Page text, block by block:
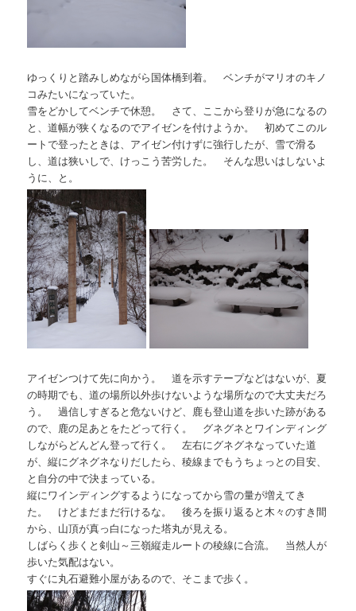
ゆっくりと踏みしめながら国体橋到着。 ベンチがマリオのキノ
コみたいになっていた。
雪をどかしてベンチで休憩。 さて、ここから登りが急になるの
と、道幅が狭くなるのでアイゼンを付けようか。 初めてこのル
ートで登ったときは、アイゼン付けずに強行したが、雪で滑る
し、道は狭いしで、けっこう苦労した。 そんな思いはしないよ
うに、と。
アイゼンつけて先に向かう。 道を示すテープなどはないが、夏
の時期でも、道の場所以外歩けないような場所なので大丈夫だろ
う。 過信しすぎると危ないけど、鹿も登山道を歩いた跡がある
ので、鹿の足あとをたどって行く。 グネグネとワインディング
しながらどんどん登って行く。 左右にグネグネなっていた道
が、縦にグネグネなりだしたら、稜線までもうちょっとの目安、
と自分の中で決まっている。
縦にワインディングするようになってから雪の量が増えてき
た。 けどまだまだ行けるな。 後ろを振り返ると木々のすき間
から、山頂が真っ白になった塔丸が見える。
しばらく歩くと剣山～三嶺縦走ルートの稜線に合流。 当然人が
歩いた気配はない。
すぐに丸石避難小屋があるので、そこまで歩く。